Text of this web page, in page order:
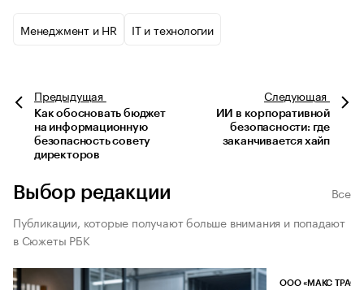
Менеджмент и HR IT и технологии
Предыдущая
Как обосновать бюджет
на информационную
безопасность совету
директоров
Следующая
ИИ в корпоративной
безопасности: где
заканчивается хайп
Выбор редакции
Все
Публикации, которые получают больше внимания и попадают
в Сюжеты РБК
ООО «МАКС ТРАСТ»